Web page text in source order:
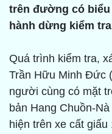
trên đường có
hành dừng kiểm
Quá trình kiểm tra,
Trần Hữu Minh Đức
người cùng có mặt
bản Hang Chuồn-
hiện trên xe cất